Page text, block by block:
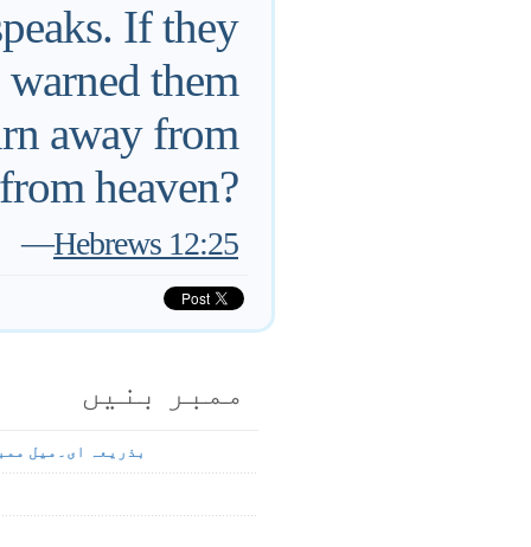
If they
them
away from
heaven?
—Hebrews 12:25
ممبر بنیں
بذریعہ ای۔میل